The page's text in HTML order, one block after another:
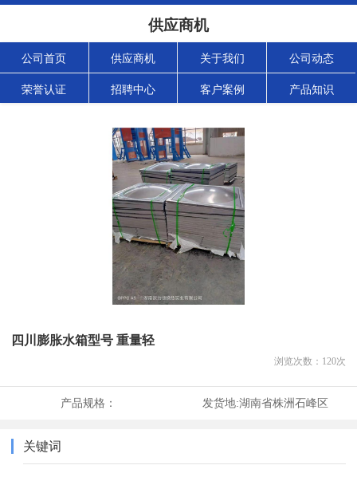
供应商机
公司首页 供应商机 关于我们 公司动态
荣誉认证 招聘中心 客户案例 产品知识
四川膨胀水箱型号 重量轻
浏览次数： 120次
产品规格： 发货地:湖南省株洲石峰区
关键词